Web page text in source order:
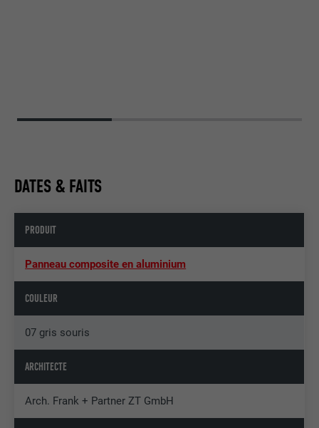
DATES & FAITS
PRODUIT
Panneau composite en aluminium
COULEUR
07 gris souris
ARCHITECTE
Arch. Frank + Partner ZT GmbH